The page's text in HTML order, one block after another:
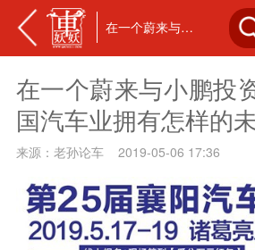
在一个蔚来与小鹏投资人眼中，中国汽车业拥有怎样的未来？
在一个蔚来与小鹏投
国汽车业拥有怎样的
来源：老孙论车 2019-05-06 17:36